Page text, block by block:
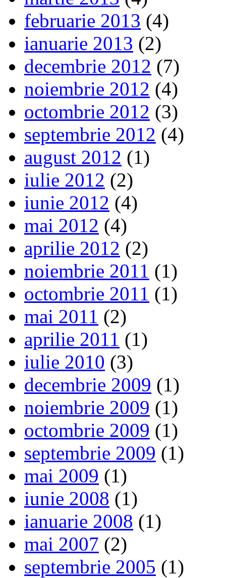
februarie 2013 (4)
ianuarie 2013 (2)
decembrie 2012 (7)
noiembrie 2012 (4)
octombrie 2012 (3)
septembrie 2012 (4)
august 2012 (1)
iulie 2012 (2)
iunie 2012 (4)
mai 2012 (4)
aprilie 2012 (2)
noiembrie 2011 (1)
octombrie 2011 (1)
mai 2011 (2)
aprilie 2011 (1)
iulie 2010 (3)
decembrie 2009 (1)
noiembrie 2009 (1)
octombrie 2009 (1)
septembrie 2009 (1)
mai 2009 (1)
iunie 2008 (1)
ianuarie 2008 (1)
mai 2007 (2)
septembrie 2005 (1)